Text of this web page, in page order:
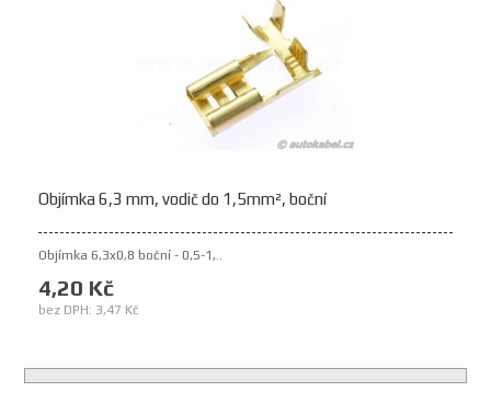
Objímka 6,3 mm, vodič do 1,5mm², boční
Objímka 6,3x0,8 boční - 0,5-1,..
4,20 Kč
bez DPH: 3,47 Kč